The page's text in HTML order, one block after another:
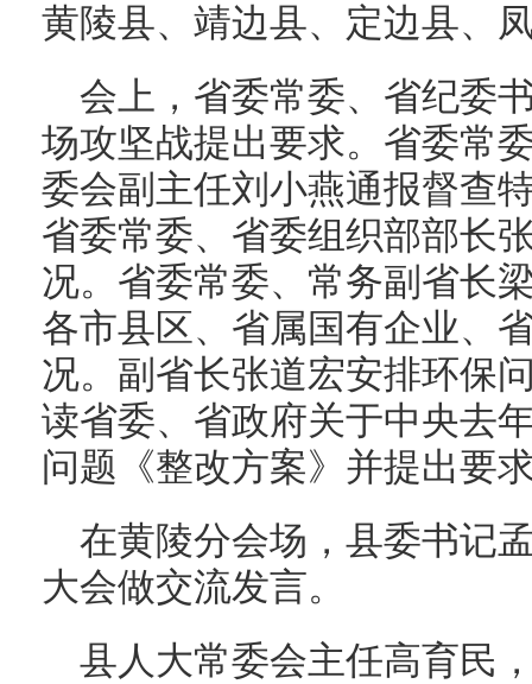
黄陵县、靖边县、定边县、
会上，省委常委、省纪委
场攻坚战提出要求。省委常
委会副主任刘小燕通报督查
省委常委、省委组织部部长
况。省委常委、常务副省长
各市县区、省属国有企业、
况。副省长张道宏安排环保
读省委、省政府关于中央去
问题《整改方案》并提出要
在黄陵分会场，县委书记
大会做交流发言。
县人大常委会主任高育民